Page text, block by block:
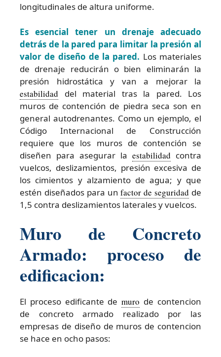
longitudinales de altura uniforme.
Es esencial tener un drenaje adecuado
detrás de la pared para limitar la presión al
valor de diseño de la pared. Los materiales
de drenaje reducirán o bien eliminarán la
presión hidrostática y van a mejorar la
estabilidad del material tras la pared. Los
muros de contención de piedra seca son en
general autodrenantes. Como un ejemplo, el
Código Internacional de Construcción
requiere que los muros de contención se
diseñen para asegurar la estabilidad contra
vuelcos, deslizamientos, presión excesiva de
los cimientos y alzamiento de agua; y que
estén diseñados para unfactor de seguridad de
1,5 contra deslizamientos laterales y vuelcos.
Muro de Concreto
Armado: proceso de
edificacion:
El proceso edificante demuro de contencion
de concreto armado realizado por las
empresas de diseño de muros de contencion
se hace en ocho pasos: